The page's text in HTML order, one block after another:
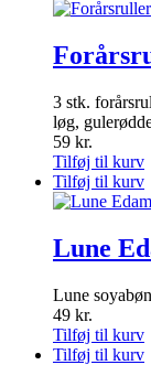
3 stk.
løg,
59 kr.
Tilføj til kurv
Tilføj til kurv
Lune
Lune
49 kr.
Tilføj til kurv
Tilføj til kurv